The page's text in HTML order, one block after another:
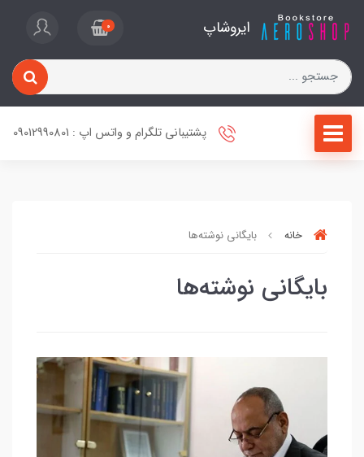
ایروشاپ 0
پشتیبانی تلگرام و واتس اپ : 09012990801
خانه بایگانی نوشته‌ها
بایگانی نوشته‌ها